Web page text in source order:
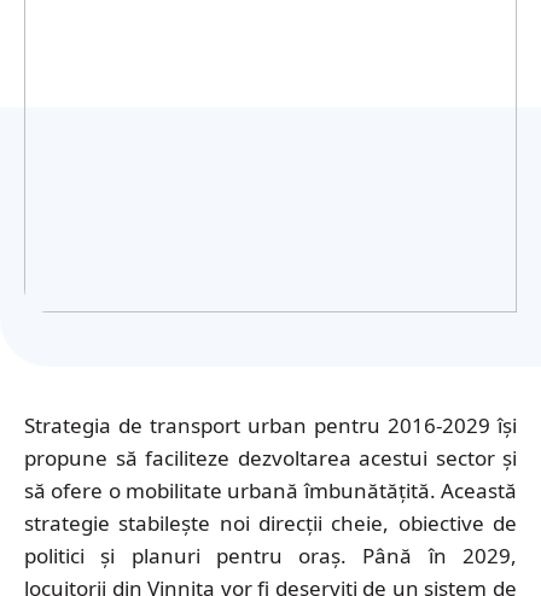
Strategia de transport urban pentru 2016-2029 își
propune să faciliteze dezvoltarea acestui sector și
să ofere o mobilitate urbană îmbunătățită. Această
strategie stabilește noi direcții cheie, obiective de
politici și planuri pentru oraș. Până în 2029,
locuitorii din Vinnița vor fi deserviți de un sistem de